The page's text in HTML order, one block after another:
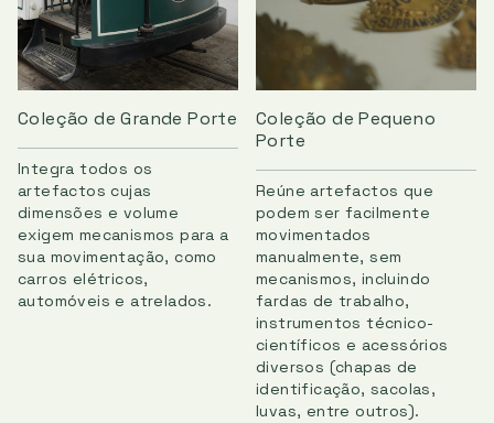
Coleção de Grande Porte
Integra todos os
artefactos cujas
dimensões e volume
exigem mecanismos para a
sua movimentação, como
carros elétricos,
automóveis e atrelados.
Coleção de Pequeno
Porte
Reúne artefactos que
podem ser facilmente
movimentados
manualmente, sem
mecanismos, incluindo
fardas de trabalho,
instrumentos técnico-
científicos e acessórios
diversos (chapas de
identificação, sacolas,
luvas, entre outros).